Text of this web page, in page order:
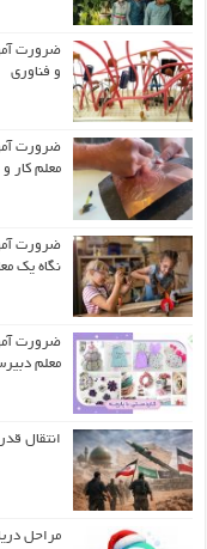
ضرورت
و فناوری
ضرورت
معلم کار
ضرورت
نگاه یک
ضرورت
معلم
انتقال
مراحل